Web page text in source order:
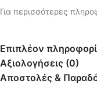
Για περισσότερες
Επιπλέον
Αξιολογήσεις (0)
Αποστολές &